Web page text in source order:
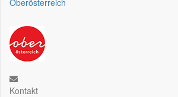
Oberösterreich
Kontakt